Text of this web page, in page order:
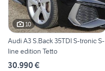
10
Audi A3 S.Back 35TDI S-tronic S-
line edition Tetto
30.990 €